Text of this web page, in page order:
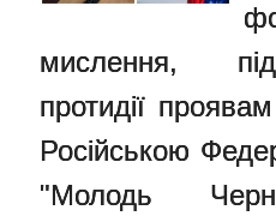
мислення,
протидії
Російською
"Молодь